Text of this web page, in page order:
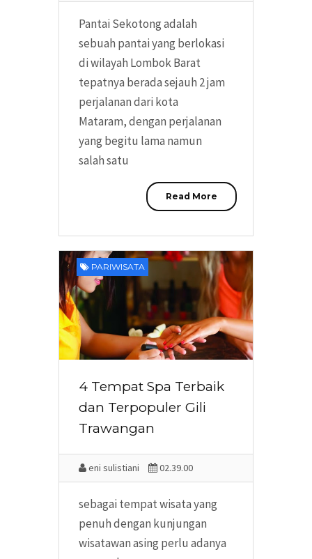
Pantai Sekotong adalah
sebuah pantai yang berlokasi
di wilayah Lombok Barat
tepatnya berada sejauh 2 jam
perjalanan dari kota
Mataram, dengan perjalanan
yang begitu lama namun
salah satu
Read More
PARIWISATA
4 Tempat Spa Terbaik
dan Terpopuler Gili
Trawangan
eni sulistiani 02.39.00
sebagai tempat wisata yang
penuh dengan kunjungan
wisatawan asing perlu adanya